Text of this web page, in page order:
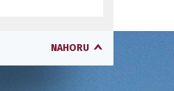
NAHORU